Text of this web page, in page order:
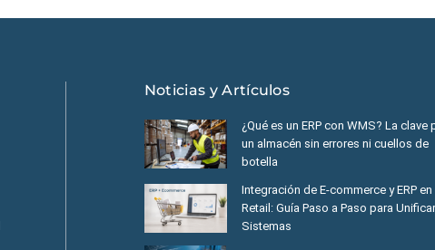
Noticias y Artículos
¿Qué es un ERP con WMS? La clave
un almacén sin errores ni cuellos de
botella
Integración de E-commerce y ERP en
Retail: Guía Paso a Paso para
Sistemas